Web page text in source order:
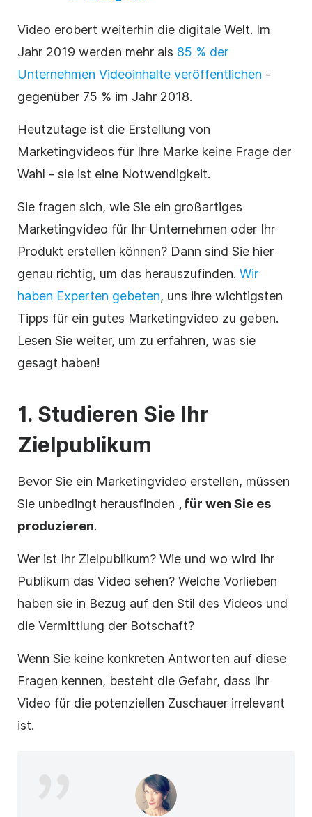
Video erobert weiterhin die digitale Welt. Im
Jahr 2019 werden mehr als 85 % der
Unternehmen Videoinhalte veröffentlichen -
gegenüber 75 % im Jahr 2018.
Heutzutage ist die Erstellung von
Marketingvideos für Ihre Marke keine Frage der
Wahl - sie ist eine Notwendigkeit.
Sie fragen sich, wie Sie ein großartiges
Marketingvideo für Ihr Unternehmen oder Ihr
Produkt erstellen können? Dann sind Sie hier
genau richtig, um das herauszufinden. Wir
haben Experten gebeten, uns ihre wichtigsten
Tipps für ein gutes Marketingvideo zu geben.
Lesen Sie weiter, um zu erfahren, was sie
gesagt haben!
1. Studieren Sie Ihr
Zielpublikum
Bevor Sie ein Marketingvideo erstellen, müssen
Sie unbedingt herausfinden , für wen Sie es
produzieren.
Wer ist Ihr Zielpublikum? Wie und wo wird Ihr
Publikum das Video sehen? Welche Vorlieben
haben sie in Bezug auf den Stil des Videos und
die Vermittlung der Botschaft?
Wenn Sie keine konkreten Antworten auf diese
Fragen kennen, besteht die Gefahr, dass Ihr
Video für die potenziellen Zuschauer irrelevant
ist.